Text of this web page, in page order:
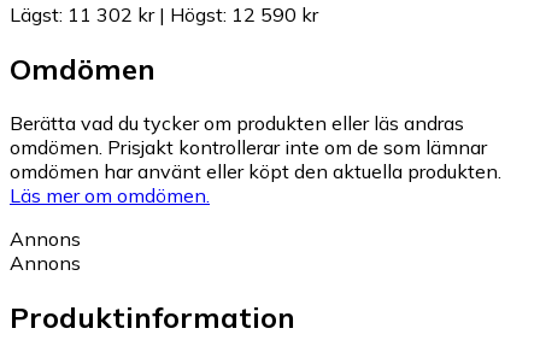
Lägst: 11 302 kr| Högst: 12 590 kr
Omdömen
Berätta vad du tycker om produkten eller läs andras
omdömen. Prisjakt kontrollerar inte om de som lämnar
omdömen har använt eller köpt den aktuella produkten.
Läs mer om omdömen.
Annons
Annons
Produktinformation